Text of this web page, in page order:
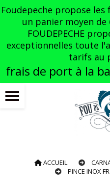
Foudepeche propose
un panier moyen de
FOUDEPECHE
exceptionnelles toute
tarifs au
frais de port à la
ACCUEIL
PINCE INOX